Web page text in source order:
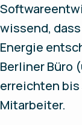
wissend,
Energie
Berliner Büro
erreichten bis
Mitarbeiter.